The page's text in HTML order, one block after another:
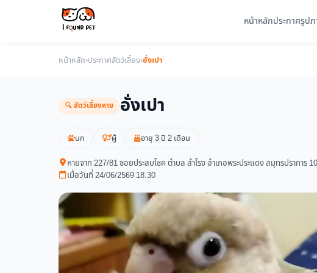
หน้าหลักประกาศรูป
หน้าหลัก›ประกาศสัตว์เลี้ยง›อั่งเปา
🔍 สัตว์เลี้ยงหาย อั่งเปา
นก ผู้ อายุ 3 ปี 2 เดือน
หายจาก 227/81 ซอยประสบโชค ตำบล สำโรง อำเภอพระประแดง สมุทรปราการ
เมื่อวันที่ 24/06/2569 18:30